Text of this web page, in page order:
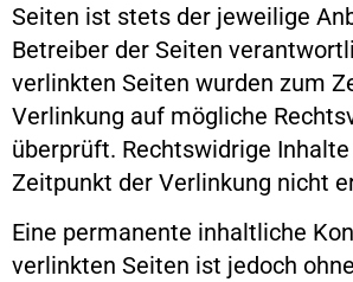
Seiten ist stets der jeweilige
Betreiber der Seiten
verlinkten Seiten wurden zum
Verlinkung auf mögliche
überprüft. Rechtswidrige
Zeitpunkt der Verlinkung nicht
Eine permanente inhaltliche
verlinkten Seiten ist jedoch